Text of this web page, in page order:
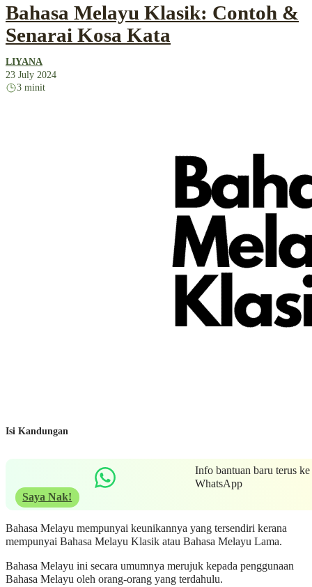
Bahasa Melayu Klasik: Contoh &
Senarai Kosa Kata
LIYANA
23 July 2024
3 minit
Isi Kandungan
Info bantuan baru terus ke
WhatsApp
Saya Nak!
Bahasa Melayu mempunyai keunikannya yang tersendiri kerana
mempunyai Bahasa Melayu Klasik atau Bahasa Melayu Lama.
Bahasa Melayu ini secara umumnya merujuk kepada penggunaan
Bahasa Melayu oleh orang-orang yang terdahulu.